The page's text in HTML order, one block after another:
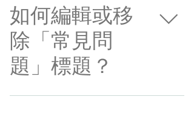
輸入應用程式設定 按一下「管理常見問題」 建
立或選取要新增媒體檔案的問題 編輯答案時，
按一下影片、圖片或 GIF 圖示 自媒體庫新增媒
體檔案，然後儲存。
如何編輯或移
除「常見問
題」標題？
您可在應用程式內的設定分頁編輯標題。如不